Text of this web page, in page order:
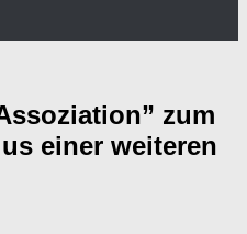
zum
einer weiteren